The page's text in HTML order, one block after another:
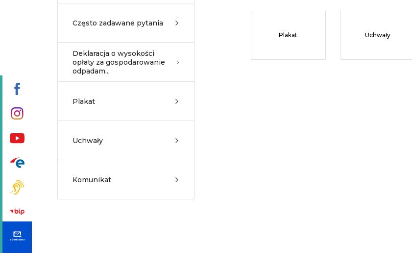
Często zadawane pytania
Deklaracja o wysokości
opłaty za gospodarowanie
odpadam...
Plakat
Uchwały
Komunikat
Plakat Uchwały